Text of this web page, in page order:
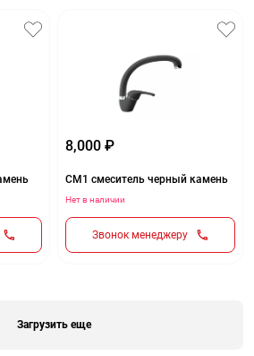
8,000 ₽
СМ1 смеситель черный камень
Нет в наличии
Звонок менеджеру
Загрузить еще